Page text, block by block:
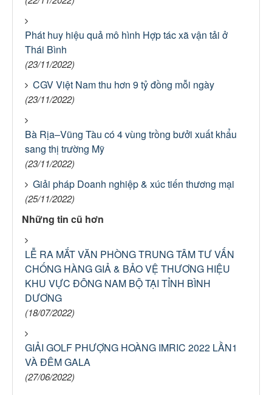
Phát huy hiệu quả mô hình Hợp tác xã vận tải ở
Thái Bình
(23/11/2022)
CGV Việt Nam thu hơn 9 tỷ đồng mỗi ngày
(23/11/2022)
Bà Rịa–Vũng Tàu có 4 vùng trồng bưởi xuất khẩu
sang thị trường Mỹ
(23/11/2022)
Giải pháp Doanh nghiệp & xúc tiến thương mại
(25/11/2022)
Những tin cũ hơn
LỄ RA MẮT VĂN PHÒNG TRUNG TÂM TƯ VẤN
CHỐNG HÀNG GIẢ & BẢO VỆ THƯƠNG HIỆU
KHU VỰC ĐÔNG NAM BỘ TẠI TỈNH BÌNH
DƯƠNG
(18/07/2022)
GIẢI GOLF PHƯỢNG HOÀNG IMRIC 2022 LẦN1
VÀ ĐÊM GALA
(27/06/2022)